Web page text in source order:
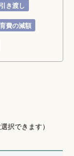
き渡し
費の減額
択できます）